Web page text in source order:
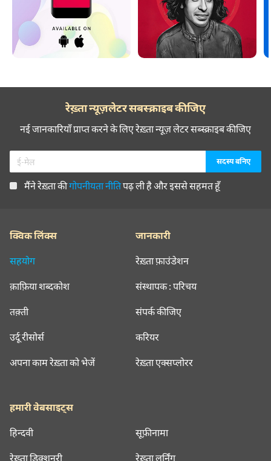
रेख़्ता न्यूज़लेटर सबस्क्राइब कीजिए
नई जानकारियाँ प्राप्त करने के लिए रेख़्ता न्यूज़ लेटर सब्स्क्राइब कीजिए
मैंने रेख़्ता कीगोपनीयता नीतिपढ़ ली है और इससे सहमत हूँ
क्विक लिंक्स
सहयोग
क़ाफ़िया शब्दकोश
तक़्ती
उर्दू रीसोर्स
अपना काम रेख़्ता को भेजें
जानकारी
रेख़्ता फ़ाउंडेशन
संस्थापक : परिचय
संपर्क कीजिए
करियर
रेख़्ता एक्सप्लोरर
हमारी वेबसाइट्स
हिन्दवी सूफ़ीनामा
रेख़्ता डिक्शनरी रेख़्ता लर्निंग